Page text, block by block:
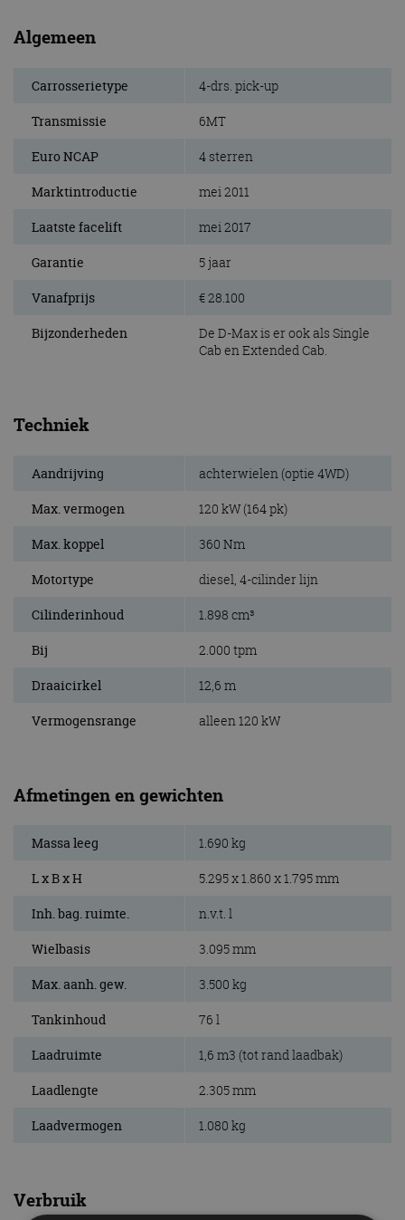
Algemeen
Carrosserietype 4-drs. pick-up
Transmissie 6MT
Euro NCAP 4 sterren
Marktintroductie mei 2011
Laatste facelift mei 2017
Garantie 5 jaar
Vanafprijs € 28.100
Bijzonderheden
De D-Max is er ook als Single
Cab en Extended Cab.
Techniek
Aandrijving achterwielen (optie 4WD)
Max. vermogen 120 kW (164 pk)
Max. koppel 360 Nm
Motortype diesel, 4-cilinder lijn
Cilinderinhoud 1.898 cm³
Bij 2.000 tpm
Draaicirkel 12,6 m
Vermogensrange alleen 120 kW
Afmetingen en gewichten
Massa leeg 1.690 kg
L x B x H 5.295 x 1.860 x 1.795 mm
Inh. bag. ruimte. n.v.t. l
Wielbasis 3.095 mm
Max. aanh. gew. 3.500 kg
Tankinhoud 76 l
Laadruimte 1,6 m3 (tot rand laadbak)
Laadlengte 2.305 mm
Laadvermogen 1.080 kg
Verbruik